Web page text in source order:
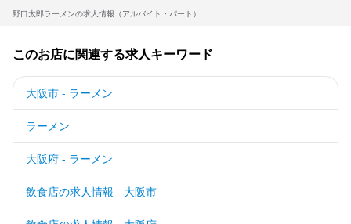
野口太郎ラーメンの求人情報（アルバイト・パート）
このお店に関連する求人キーワード
大阪市 - ラーメン
ラーメン
大阪府 - ラーメン
飲食店の求人情報 - 大阪市